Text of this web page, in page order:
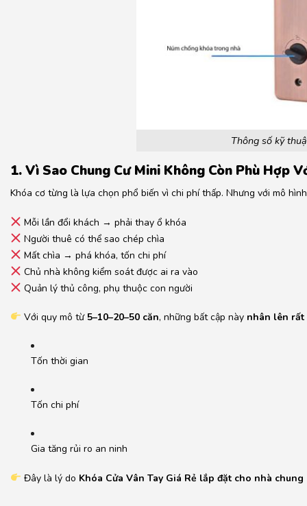
Thông số kỹ
1. Vì Sao Chung Cư Mini Không Còn Phù Hợp
Khóa cơ từng là lựa chọn phổ biến vì chi phí thấp. Nhưng với mô
Mỗi lần đổi khách → phải thay ổ khóa
Người thuê có thể sao chép chìa
Mất chìa → phá khóa, tốn chi phí
Chủ nhà không kiểm soát được ai ra vào
Quản lý thủ công, phụ thuộc con người
Với quy mô từ 5–10–20–50 căn, những bất cập này nhân lên rất
Tốn thời gian
Tốn chi phí
Gia tăng rủi ro an ninh
Đây là lý do Khóa Cửa Vân Tay Giá Rẻ lắp đặt cho nhà chung